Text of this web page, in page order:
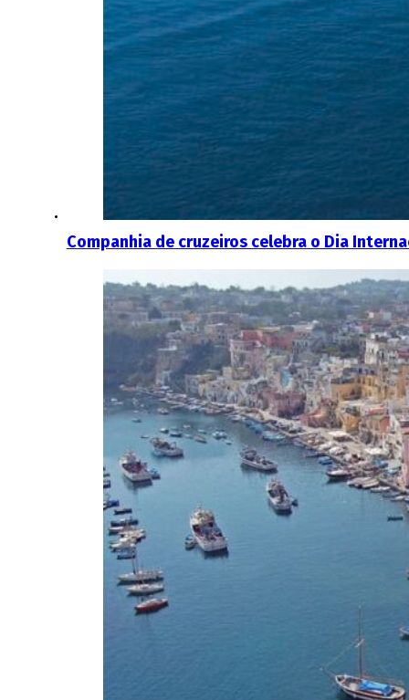
Companhia de cruzeiros celebra o Dia